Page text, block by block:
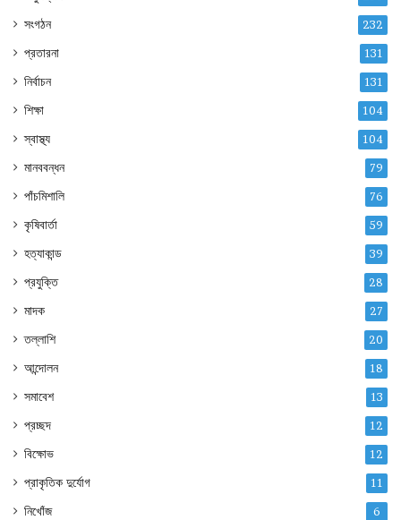
সংগঠন 232
প্রতারনা 131
নির্বাচন 131
শিক্ষা 104
স্বাস্থ্য 104
মানববন্ধন 79
পাঁচমিশালি 76
কৃষিবার্তা 59
হত্যাকান্ড 39
প্রযুক্তি 28
মাদক 27
তল্লাশি 20
আন্দোলন 18
সমাবেশ 13
প্রচ্ছদ 12
বিক্ষোভ 12
প্রাকৃতিক দুর্যোগ 11
নিখোঁজ 6